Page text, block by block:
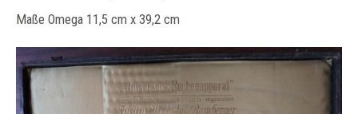
Maße Omega 11,5 cm x 39,2 cm